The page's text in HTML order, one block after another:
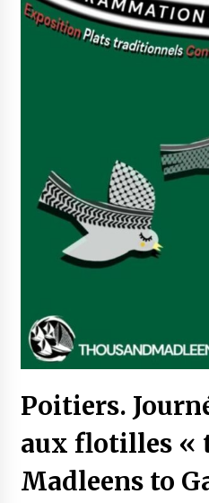
Poitiers.
aux flotilles «
Madleens to